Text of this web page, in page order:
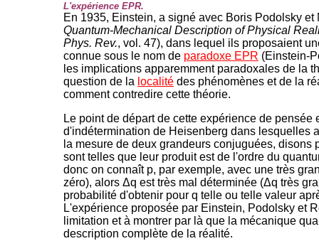
L'expérience EPR.
En 1935, Einstein, a signé avec Boris Podolsky
Quantum-Mechanical Description of Physical
Phys. Rev., vol. 47), dans lequel ils proposaient
connue sous le nom de paradoxe EPR (Einstein-
les implications apparemment paradoxales de la
question de la localité des phénomènes et de la
comment contredire cette théorie.
Le point de départ de cette expérience de pensée
d'indétermination de Heisenberg dans lesquelles
la mesure de deux grandeurs conjuguées,
sont telles que leur produit est de l'ordre du
donc on connaît p, par exemple, avec une très
zéro), alors Δq est très mal déterminée (Δq très
probabilité d'obtenir pour q telle ou telle valeur
L'expérience proposée par Einstein, Podolsky et
limitation et à montrer par là que la mécanique
description complète de la réalité.